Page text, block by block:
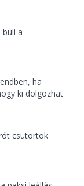
buli a
ha
ki dolgozhat
csütörtök